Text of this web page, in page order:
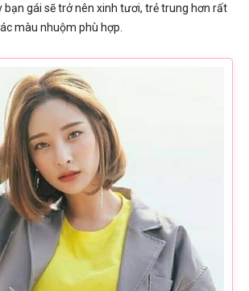
bạn gái sẽ trở nên xinh tươi, trẻ trung hơn rất
màu nhuộm phù hợp.